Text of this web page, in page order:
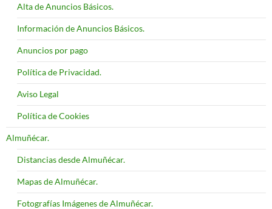
Alta de Anuncios Básicos.
Información de Anuncios Básicos.
Anuncios por pago
Política de Privacidad.
Aviso Legal
Política de Cookies
Almuñécar.
Distancias desde Almuñécar.
Mapas de Almuñécar.
Fotografías Imágenes de Almuñécar.